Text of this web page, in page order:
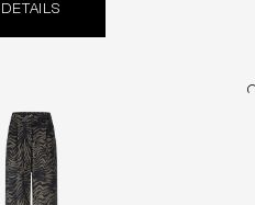
DETAILS